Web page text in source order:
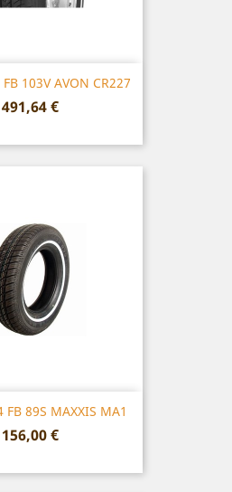
103V AVON CR227
Prix
491,64 €
89S MAXXIS MA1
Prix
156,00 €